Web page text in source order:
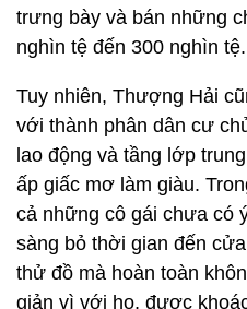
trưng bày và bán những
nghìn tệ đến 300 nghìn tệ.
Tuy nhiên, Thượng Hải
với thành phân dân cư
lao động và tầng lớp
ấp giấc mơ làm giàu.
cả những cô gái chưa có
sàng bỏ thời gian đến
thử đồ mà hoàn toàn
giản vì với họ, được